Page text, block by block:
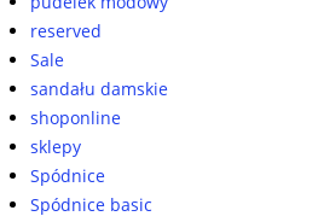
reserved
Sale
sandału damskie
shoponline
sklepy
Spódnice
Spódnice basic